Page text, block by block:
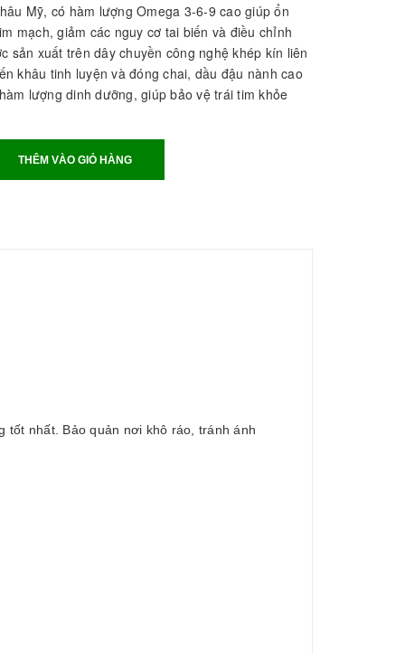
Mỹ, có hàm lượng Omega 3-6-9 cao giúp ổn
mạch, giảm các nguy cơ tai biến và điều chỉnh
sản xuất trên dây chuyền công nghệ khép kín liên
khâu tinh luyện và đóng chai, dầu đậu nành cao
lượng dinh dưỡng, giúp bảo vệ trái tim khỏe
THÊM VÀO GIỎ HÀNG
tốt nhất. Bảo quản nơi khô ráo, tránh ánh